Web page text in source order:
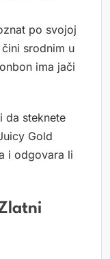
po svojoj
srodnim u
ima jači
da steknete
Gold
i odgovara li